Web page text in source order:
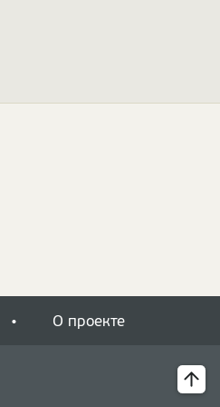
О проекте